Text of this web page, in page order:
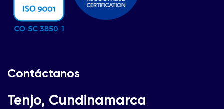
Contáctanos
Tenjo, Cundinamarca